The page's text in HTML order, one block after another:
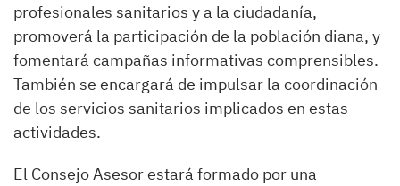
profesionales sanitarios y a la ciudadanía,
promoverá la participación de la población diana, y
fomentará campañas informativas comprensibles.
También se encargará de impulsar la coordinación
de los servicios sanitarios implicados en estas
actividades.
El Consejo Asesor estará formado por una